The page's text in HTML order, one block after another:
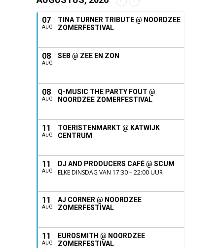
07
AUG
TINA TURNER TRIBUTE @ NOORDZEE
ZOMERFESTIVAL
08
AUG
SEB @ ZEE EN ZON
08
AUG
Q-MUSIC THE PARTY FOUT @
NOORDZEE ZOMERFESTIVAL
11
AUG
TOERISTENMARKT @ KATWIJK
CENTRUM
11
AUG
DJ AND PRODUCERS CAFÉ @ SCUM
ELKE DINSDAG VAN 17:30 – 22:00 UUR
11
AUG
AJ CORNER @ NOORDZEE
ZOMERFESTIVAL
11
AUG
EUROSMITH @ NOORDZEE
ZOMERFESTIVAL